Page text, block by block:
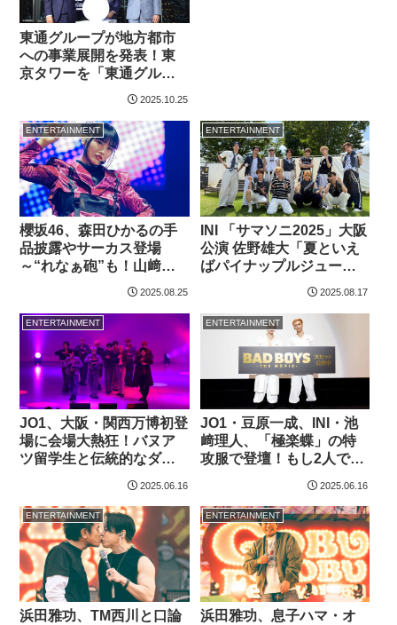
東通グループが地方都市
への事業展開を発表！東
京タワーを「東通グルー
プカラー」にライトアッ
2025.10.25
ENTERTAINMENT
櫻坂46、森田ひかるの手
品披露やサーカス登場
～“れなぁ砲”も！山﨑
「今日が10代ラストのス
2025.08.25
ENTERTAINMENT
INI 「サマソニ2025」大阪
公演 佐野雄大「夏といえ
ばパイナップルジュース
ですよね？」で新たな夏
2025.08.17
ENTERTAINMENT
JO1、大阪・関西万博初登
場に会場大熱狂！バヌア
ツ留学生と伝統的なダン
2025.06.16
ENTERTAINMENT
JO1・豆原一成、INI・池
﨑理人、「極楽蝶」の特
攻服で登壇！もし2人でパ
2025.06.16
ENTERTAINMENT
浜田雅功、TM西川と口論
ENTERTAINMENT
浜田雅功、息子ハマ・オ